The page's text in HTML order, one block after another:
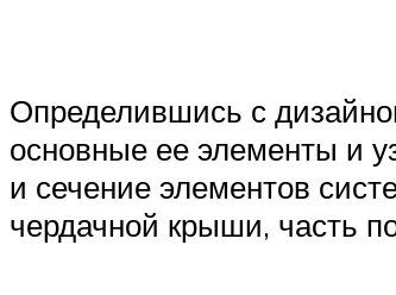
Определившись с
основные ее элементы и
и сечение элементов
чердачной крыши, часть